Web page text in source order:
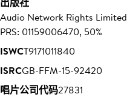
Audio Network Rights Limited
PRS: 01159006470, 50%
ISWCT9171011840
ISRCGB-FFM-15-92420
唱片公司代码27831